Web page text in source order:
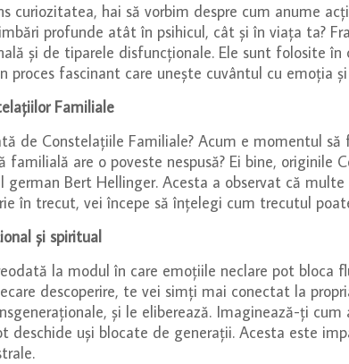
curiozitatea, hai să vorbim despre cum anume
profunde atât în psihicul, cât și în viața ta?
și de tiparele disfuncționale. Ele sunt folosite
proces fascinant care unește cuvântul cu emoția
Familiale
de Constelațiile Familiale? Acum e momentul
familială are o poveste nespusă? Ei bine,
german Bert Hellinger. Acesta a observat că
în trecut, vei începe să înțelegi cum trecutul
și spiritual
la modul în care emoțiile neclare pot bloca
descoperire, te vei simți mai conectat la
și le eliberează. Imaginează-ți
deschide uși blocate de generații. Acesta este